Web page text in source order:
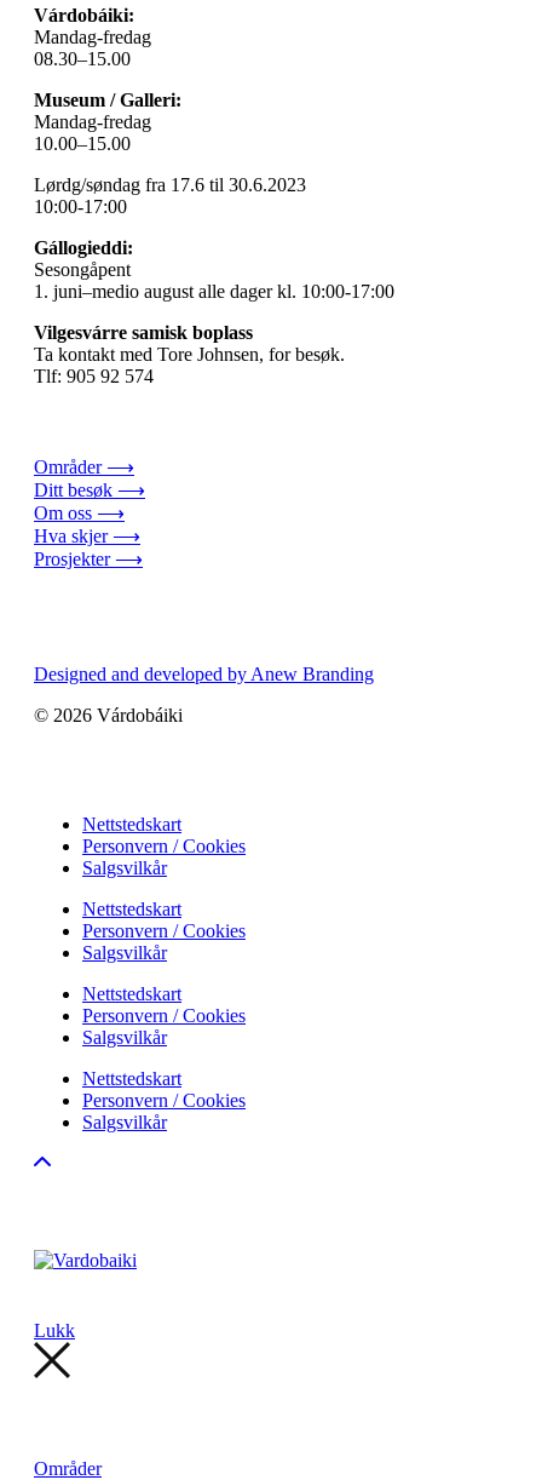
Várdobáiki:
Mandag-fredag
08.30–15.00
Museum / Galleri:
Mandag-fredag
10.00–15.00
Lørdg/søndag fra 17.6 til 30.6.2023
10:00-17:00
Gállogieddi:
Sesongåpent
1. juni–medio august alle dager kl. 10:00-17:00
Vilgesvárre samisk boplass
Ta kontakt med Tore Johnsen, for besøk.
Tlf: 905 92 574
Områder ⟶
Ditt besøk ⟶
Om oss ⟶
Hva skjer ⟶
Prosjekter ⟶
Designed and developed by Anew Branding
© 2026 Várdobáiki
Nettstedskart
Personvern / Cookies
Salgsvilkår
Nettstedskart
Personvern / Cookies
Salgsvilkår
Nettstedskart
Personvern / Cookies
Salgsvilkår
Nettstedskart
Personvern / Cookies
Salgsvilkår
Lukk
Områder